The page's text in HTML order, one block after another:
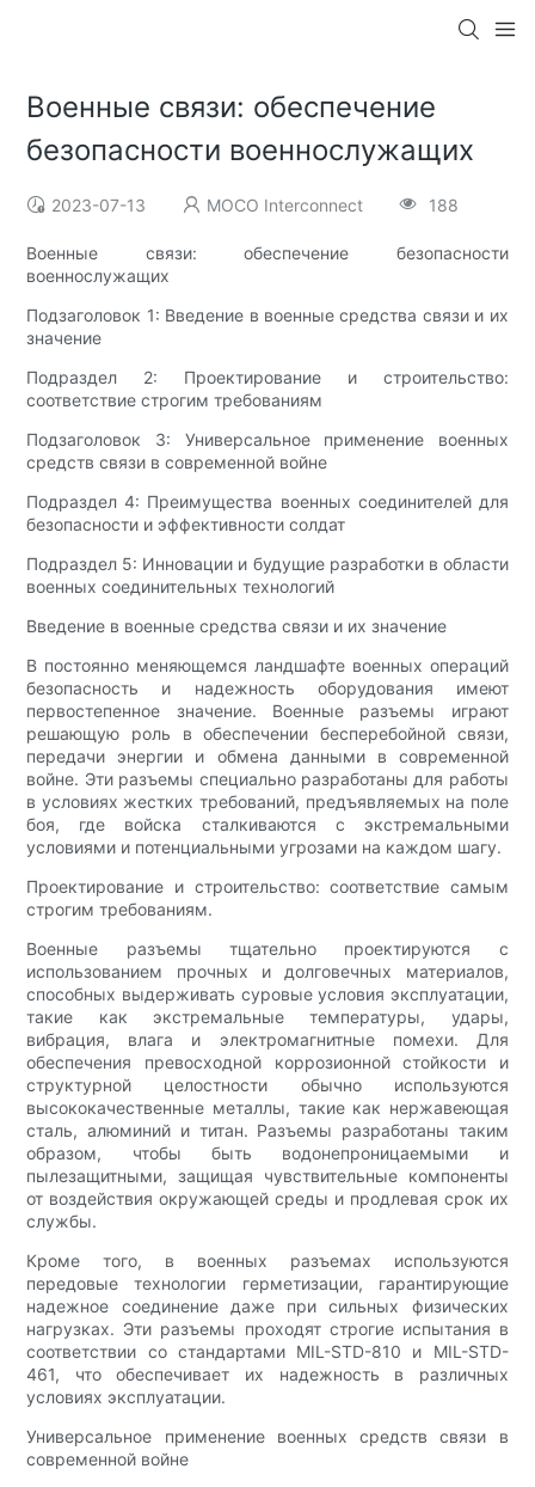
Военные связи: обеспечение
безопасности военнослужащих
2023-07-13 MOCO Interconnect 188
Военные связи: обеспечение безопасности
военнослужащих
Подзаголовок 1: Введение в военные средства связи и их
значение
Подраздел 2: Проектирование и строительство:
соответствие строгим требованиям
Подзаголовок 3: Универсальное применение военных
средств связи в современной войне
Подраздел 4: Преимущества военных соединителей для
безопасности и эффективности солдат
Подраздел 5: Инновации и будущие разработки в области
военных соединительных технологий
Введение в военные средства связи и их значение
В постоянно меняющемся ландшафте военных операций
безопасность и надежность оборудования имеют
первостепенное значение. Военные разъемы играют
решающую роль в обеспечении бесперебойной связи,
передачи энергии и обмена данными в современной
войне. Эти разъемы специально разработаны для работы
в условиях жестких требований, предъявляемых на поле
боя, где войска сталкиваются с экстремальными
условиями и потенциальными угрозами на каждом шагу.
Проектирование и строительство: соответствие самым
строгим требованиям.
Военные разъемы тщательно проектируются с
использованием прочных и долговечных материалов,
способных выдерживать суровые условия эксплуатации,
такие как экстремальные температуры, удары,
вибрация, влага и электромагнитные помехи. Для
обеспечения превосходной коррозионной стойкости и
структурной целостности обычно используются
высококачественные металлы, такие как нержавеющая
сталь, алюминий и титан. Разъемы разработаны таким
образом, чтобы быть водонепроницаемыми и
пылезащитными, защищая чувствительные компоненты
от воздействия окружающей среды и продлевая срок их
службы.
Кроме того, в военных разъемах используются
передовые технологии герметизации, гарантирующие
надежное соединение даже при сильных физических
нагрузках. Эти разъемы проходят строгие испытания в
соответствии со стандартами MIL-STD-810 и MIL-STD-
461, что обеспечивает их надежность в различных
условиях эксплуатации.
Универсальное применение военных средств связи в
современной войне